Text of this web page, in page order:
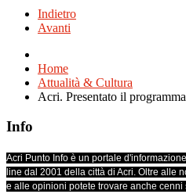
Indietro
Avanti
Home
Attualità & Cultura
Acri. Presentato il
Info
Acri Punto Info è un portale
line dal 2001 della città di Acri. Oltre alle
e alle opinioni potete trovare anche cenni